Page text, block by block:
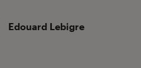
Edouard Lebigre